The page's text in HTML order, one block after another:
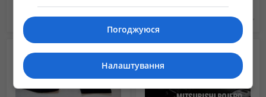
Накидка на панель торпеду BMW e30, e 34, e36, e38, e39, X1, x3, x5, x6.
650 грн. 650 грн.
Погоджуюся
Налаштування